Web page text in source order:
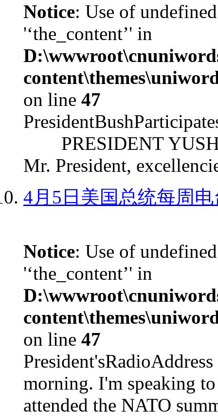
Notice: Use of
'‘the_content’' in
on line 47
PRESIDENT
Mr. President,
4月5日美国总统每周
Notice: Use of
'‘the_content’' in
on line 47
morning. I'm speaking
attended the NATO